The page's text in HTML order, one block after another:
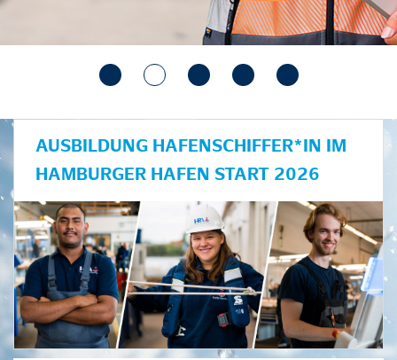
AUSBILDUNG HAFENSCHIFFER*IN IM
HAMBURGER HAFEN START 2026